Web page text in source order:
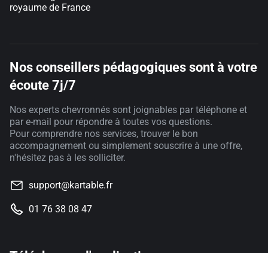
royaume de France
Nos conseillers pédagogiques sont à votre
écoute 7j/7
Nos experts chevronnés sont joignables par téléphone et
par e-mail pour répondre à toutes vos questions.
Pour comprendre nos services, trouver le bon
accompagnement ou simplement souscrire à une offre,
n'hésitez pas à les solliciter.
support@kartable.fr
01 76 38 08 47